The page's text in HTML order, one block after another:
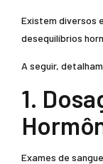
Existem diversos
desequilíbrios
A seguir,
1.
Exames de